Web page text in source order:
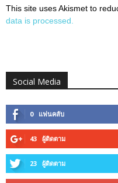
This site uses Akismet to
data is processed.
Social Media
0 แฟนคลับ
43 ผู้ติดตาม
23 ผู้ติดตาม